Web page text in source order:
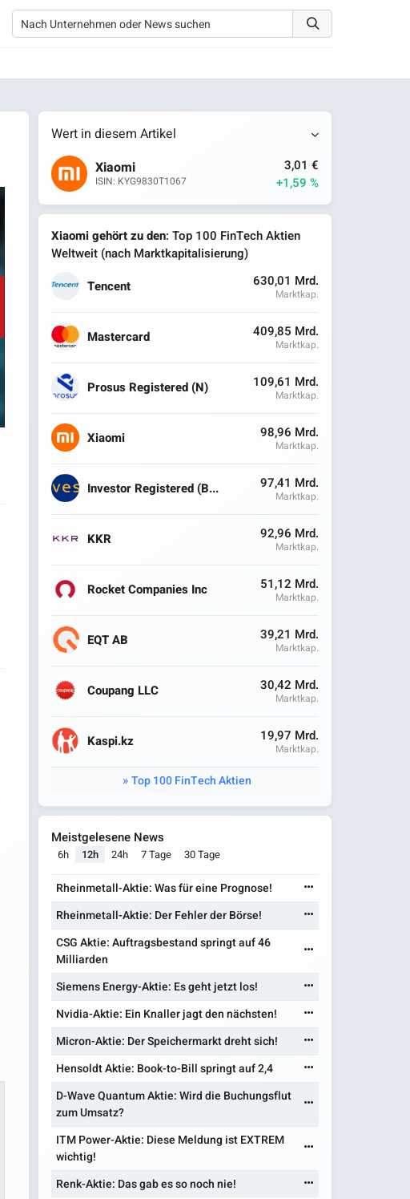
Wert in diesem Artikel
Xiaomi
ISIN: KYG9830T1067
3,01 €
+1,59 %
Xiaomi gehört zu den: Top 100 FinTech Aktien
Weltweit (nach Marktkapitalisierung)
Tencent
630,01 Mrd.
Marktkap.
Mastercard 409,85 Mrd.
Marktkap.
Prosus Registered (N) 109,61 Mrd.
Marktkap.
Xiaomi 98,96 Mrd.
Marktkap.
Investor Registered (B... 97,41 Mrd.
Marktkap.
KKR 92,96 Mrd.
Marktkap.
Rocket Companies Inc 51,12 Mrd.
Marktkap.
EQT AB 39,21 Mrd.
Marktkap.
Coupang LLC 30,42 Mrd.
Marktkap.
Kaspi.kz 19,97 Mrd.
Marktkap.
Top 100 FinTech Aktien
Meistgelesene News
6h 12h 24h 7 Tage 30 Tage
Rheinmetall-Aktie: Was für eine Prognose!
Rheinmetall-Aktie: Der Fehler der Börse!
CSG Aktie: Auftragsbestand springt auf 46
Milliarden
Siemens Energy-Aktie: Es geht jetzt los!
Nvidia-Aktie: Ein Knaller jagt den nächsten!
Micron-Aktie: Der Speichermarkt dreht sich!
Hensoldt Aktie: Book-to-Bill springt auf 2,4
D-Wave Quantum Aktie: Wird die Buchungsflut
zum Umsatz?
ITM Power-Aktie: Diese Meldung ist EXTREM
wichtig!
Renk-Aktie: Das gab es so noch nie!